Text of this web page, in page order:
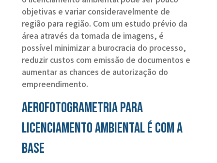
objetivas e variar consideravelmente de
região para região. Com um estudo prévio da
área através da tomada de imagens, é
possível minimizar a burocracia do processo,
reduzir custos com emissão de documentos e
aumentar as chances de autorização do
empreendimento.
Aerofotogrametria para
licenciamento ambiental é com a
Base